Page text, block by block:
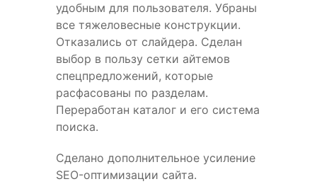
удобным для пользователя. Убраны
все тяжеловесные конструкции.
Отказались от слайдера. Сделан
выбор в пользу сетки айтемов
спецпредложений, которые
расфасованы по разделам.
Переработан каталог и его система
поиска.
Сделано дополнительное усиление
SEO-оптимизации сайта.